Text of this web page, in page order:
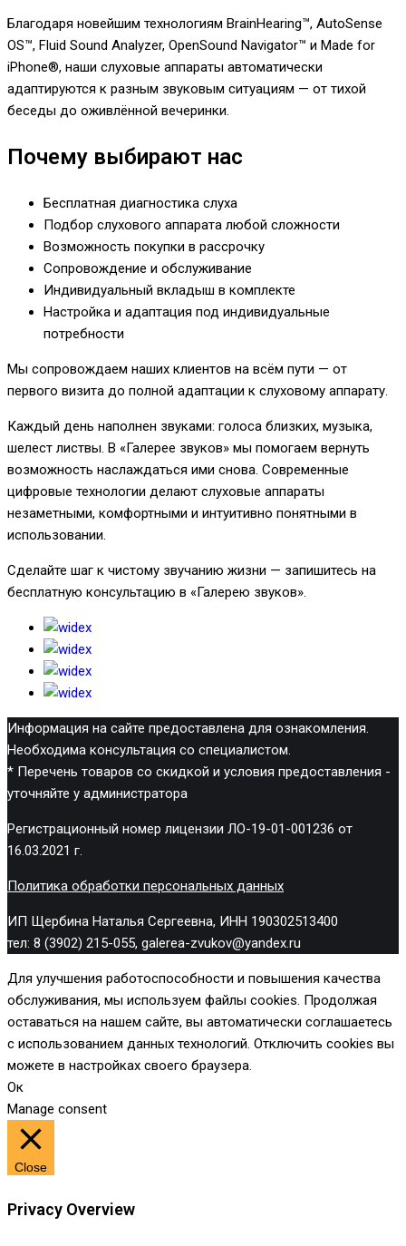
Благодаря новейшим технологиям BrainHearing™, AutoSense
OS™, Fluid Sound Analyzer, OpenSound Navigator™ и Made for
iPhone®, наши слуховые аппараты автоматически
адаптируются к разным звуковым ситуациям — от тихой
беседы до оживлённой вечеринки.
Почему выбирают нас
Бесплатная диагностика слуха
Подбор слухового аппарата любой сложности
Возможность покупки в рассрочку
Сопровождение и обслуживание
Индивидуальный вкладыш в комплекте
Настройка и адаптация под индивидуальные
потребности
Мы сопровождаем наших клиентов на всём пути — от
первого визита до полной адаптации к слуховому аппарату.
Каждый день наполнен звуками: голоса близких, музыка,
шелест листвы. В «Галерее звуков» мы помогаем вернуть
возможность наслаждаться ими снова. Современные
цифровые технологии делают слуховые аппараты
незаметными, комфортными и интуитивно понятными в
использовании.
Сделайте шаг к чистому звучанию жизни — запишитесь на
бесплатную консультацию в «Галерею звуков».
Информация на сайте предоставлена для ознакомления.
Необходима консультация со специалистом.
* Перечень товаров со скидкой и условия предоставления -
уточняйте у администратора
Регистрационный номер лицензии ЛО-19-01-001236 от
16.03.2021 г.
Политика обработки персональных данных
ИП Щербина Наталья Сергеевна, ИНН 190302513400
тел: 8 (3902) 215-055, galerea-zvukov@yandex.ru
Для улучшения работоспособности и повышения качества
обслуживания, мы используем файлы cookies. Продолжая
оставаться на нашем сайте, вы автоматически соглашаетесь
с использованием данных технологий. Отключить cookies вы
можете в настройках своего браузера.
Ок
Manage consent
Close
Privacy Overview